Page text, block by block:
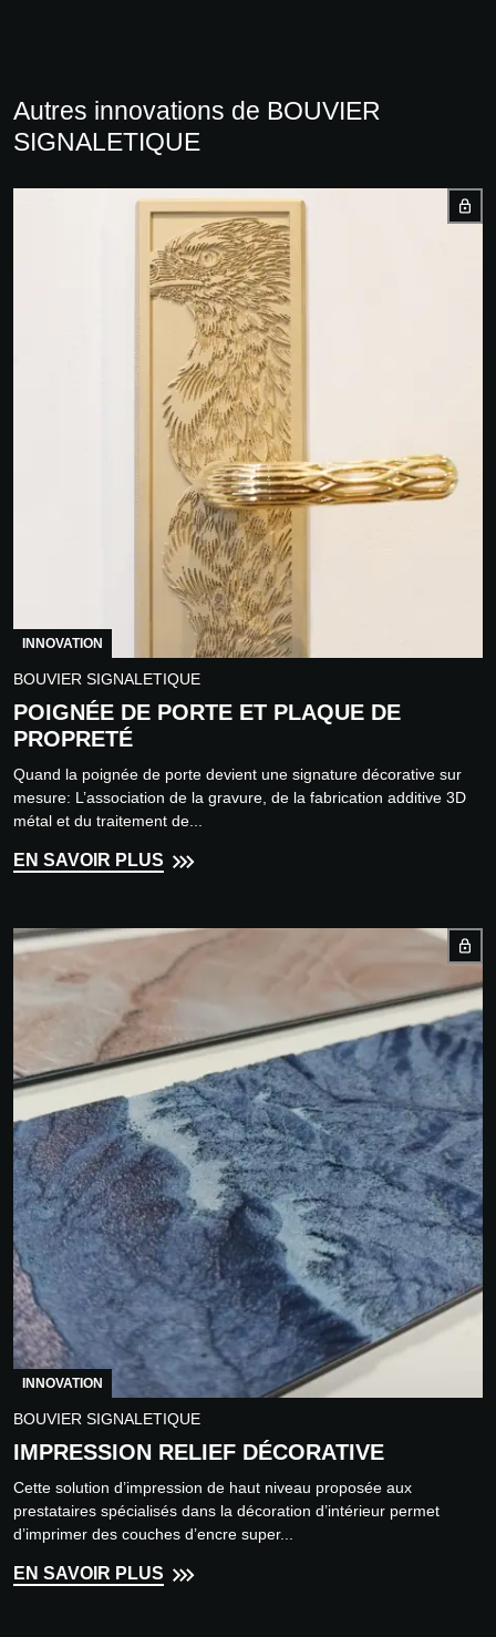
Autres innovations de BOUVIER
SIGNALETIQUE
INNOVATION
BOUVIER SIGNALETIQUE
POIGNÉE DE PORTE ET PLAQUE DE
PROPRETÉ
Quand la poignée de porte devient une signature décorative sur
mesure: L’association de la gravure, de la fabrication additive 3D
métal et du traitement de...
EN SAVOIR PLUS
INNOVATION
BOUVIER SIGNALETIQUE
IMPRESSION RELIEF DÉCORATIVE
Cette solution d’impression de haut niveau proposée aux
prestataires spécialisés dans la décoration d’intérieur permet
d’imprimer des couches d’encre super...
EN SAVOIR PLUS